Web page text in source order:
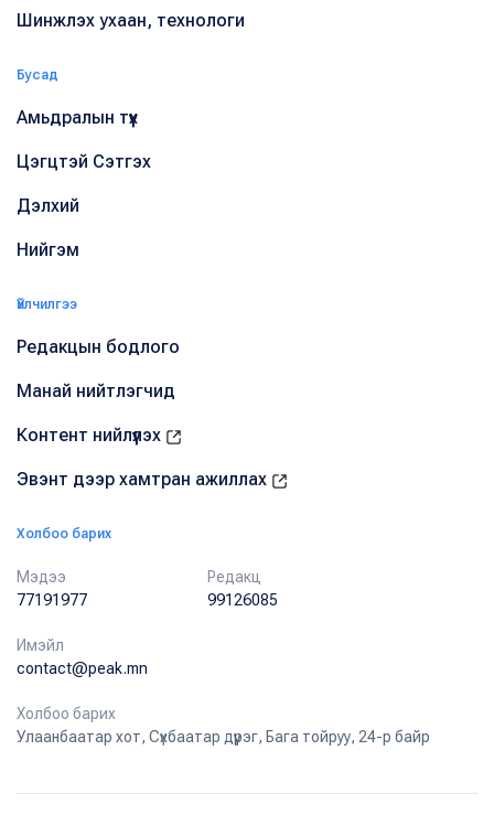
Шинжлэх ухаан, технологи
Бусад
Амьдралын түүх
Цэгцтэй Сэтгэх
Дэлхий
Нийгэм
Үйлчилгээ
Редакцын бодлого
Манай нийтлэгчид
Контент нийлүүлэх
Эвэнт дээр хамтран ажиллах
Холбоо барих
Мэдээ
77191977
Редакц
99126085
Имэйл
contact@peak.mn
Холбоо барих
Улаанбаатар хот, Сүхбаатар дүүрэг, Бага тойруу, 24-р байр